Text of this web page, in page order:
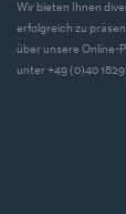
Wir bieten Ihnen
erfolgreich zu
über unsere Online-
unter +49 (0)40